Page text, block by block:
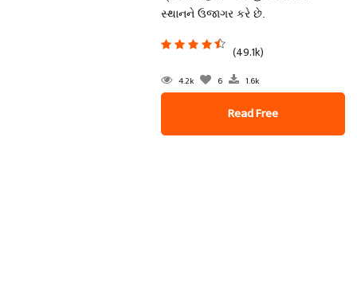
સ્થાનને ઉજાગર કરે છે.
(49.1k)
4.2k 6 1.6k
Read Free